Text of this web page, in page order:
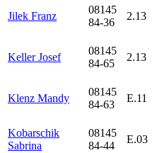
Jilek Franz
08145
84-36
2.13
Keller Josef
08145
84-65
2.13
Klenz Mandy
08145
84-63
E.11
Kobarschik
Sabrina
08145
84-44
E.03